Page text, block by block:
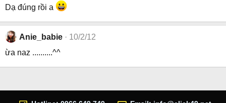
Dạ đúng rồi a
Anie_babie
10/2/12
ừa naz ..........^^